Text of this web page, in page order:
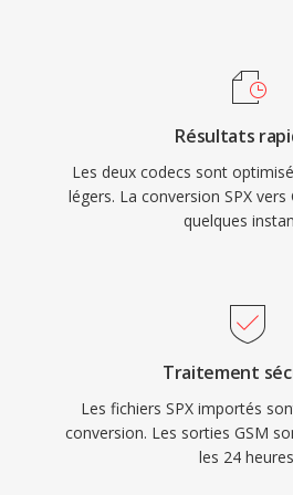
Résultats
Les deux codecs sont
légers. La conversion SPX
quelques
Traitement
Les fichiers SPX importés
conversion. Les sorties GSM
les 24